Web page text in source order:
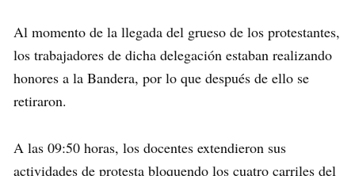
Al momento de la llegada del grueso de los protestantes,
los trabajadores de dicha delegación estaban realizando
honores a la Bandera, por lo que después de ello se
retiraron.
A las 09:50 horas, los docentes extendieron sus
actividades de protesta bloquendo los cuatro carriles del